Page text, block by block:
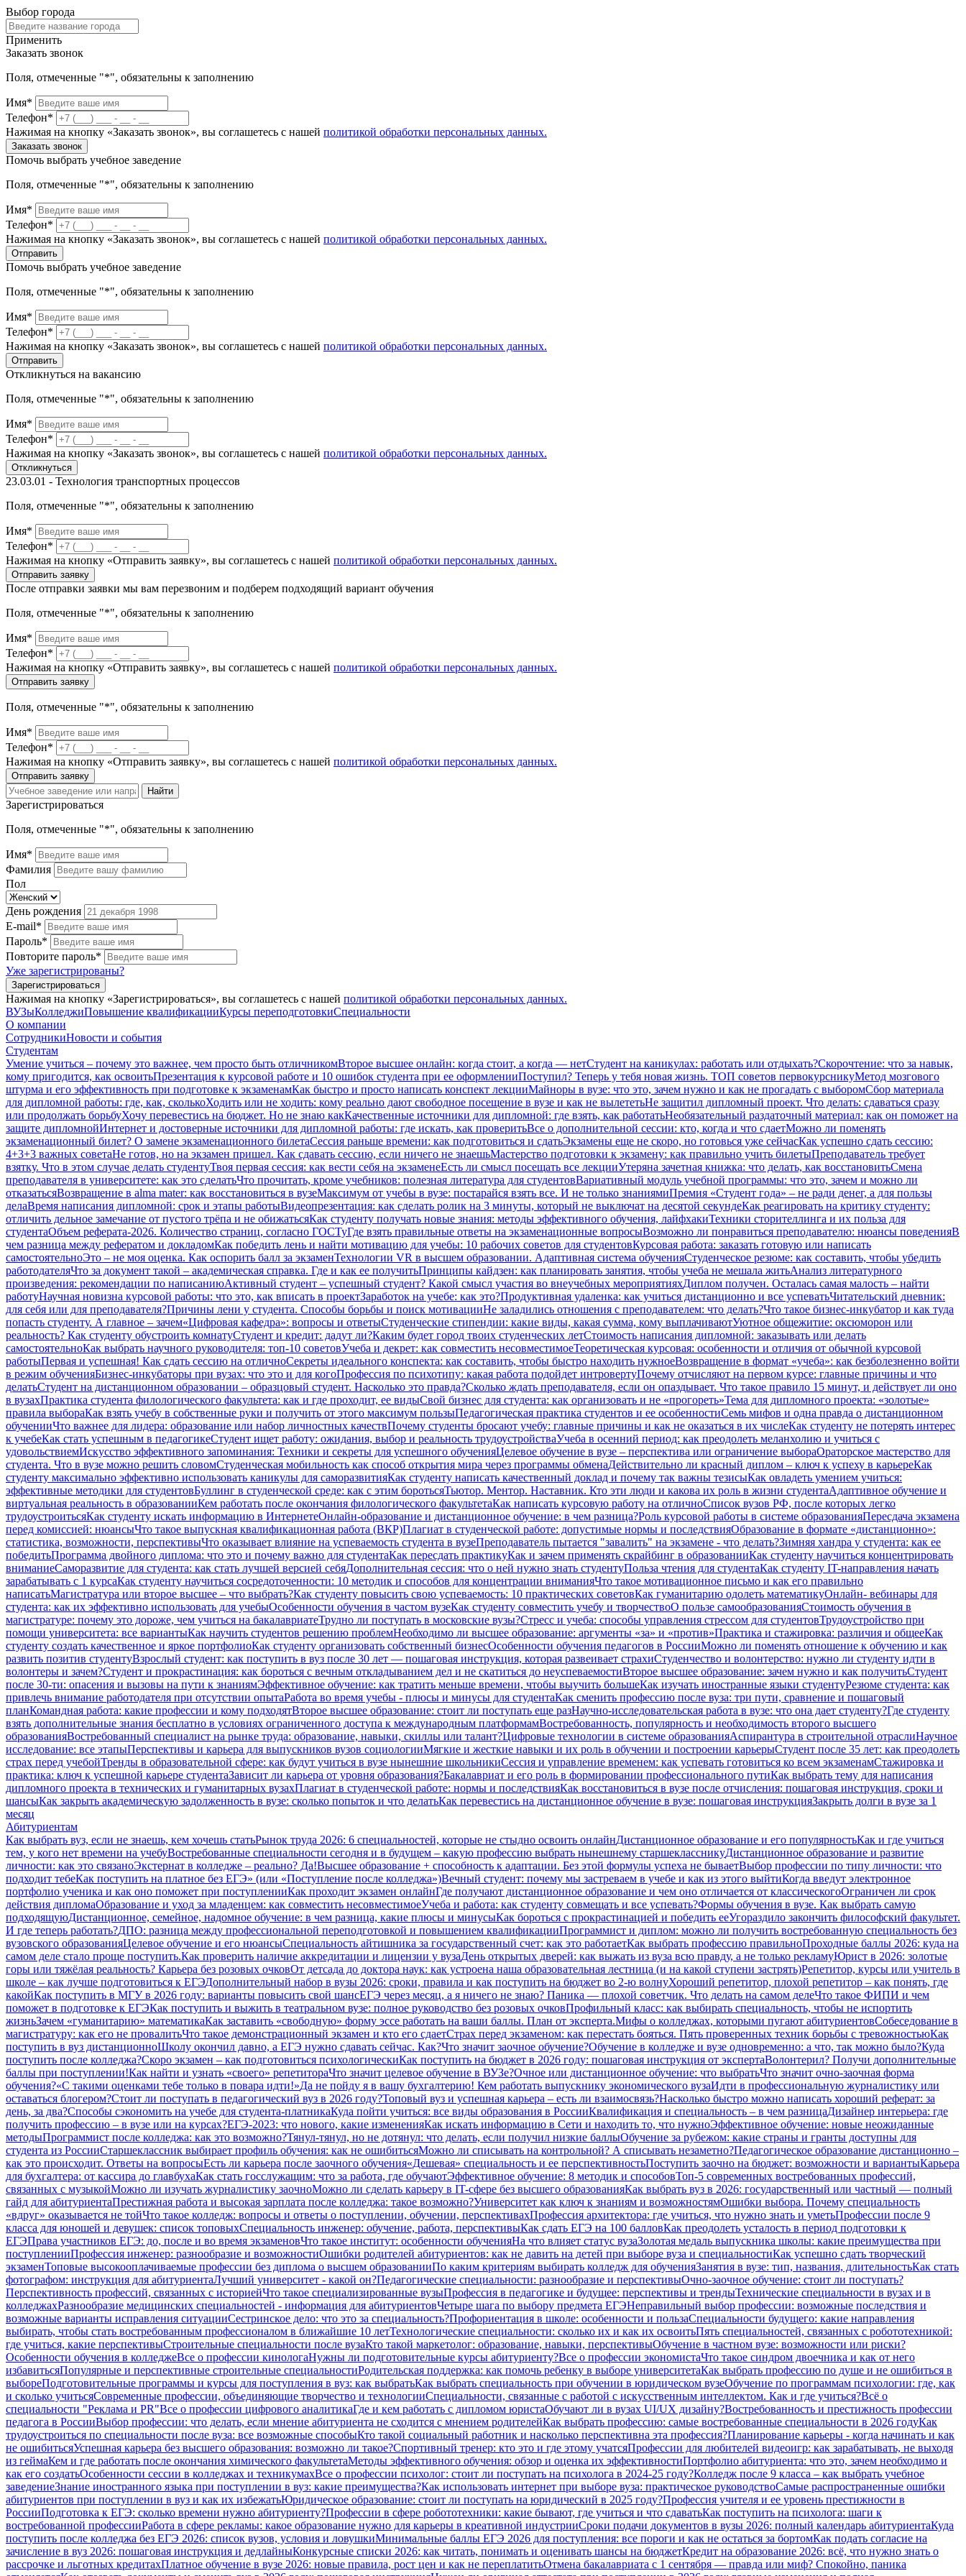
Выбор города
Применить
Заказать звонок
Поля, отмеченные "*", обязательны к заполнению
Имя*
Телефон*
Нажимая на кнопку «Заказать звонок», вы соглашетесь с нашей политикой обработки персональных данных.
Заказать звонок
Помочь выбрать учебное заведение
Поля, отмеченные "*", обязательны к заполнению
Имя*
Телефон*
Нажимая на кнопку «Заказать звонок», вы соглашетесь с нашей политикой обработки персональных данных.
Отправить
Помочь выбрать учебное заведение
Поля, отмеченные "*", обязательны к заполнению
Имя*
Телефон*
Нажимая на кнопку «Заказать звонок», вы соглашетесь с нашей политикой обработки персональных данных.
Отправить
Откликнуться на вакансию
Поля, отмеченные "*", обязательны к заполнению
Имя*
Телефон*
Нажимая на кнопку «Заказать звонок», вы соглашетесь с нашей политикой обработки персональных данных.
Откликнуться
23.03.01 - Технология транспортных процессов
Поля, отмеченные "*", обязательны к заполнению
Имя*
Телефон*
Нажимая на кнопку «Отправить заявку», вы соглашетесь с нашей политикой обработки персональных данных.
Отправить заявку
После отправки заявки мы вам перезвоним и подберем подходящий вариант обучения
Поля, отмеченные "*", обязательны к заполнению
Имя*
Телефон*
Нажимая на кнопку «Отправить заявку», вы соглашетесь с нашей политикой обработки персональных данных.
Отправить заявку
Поля, отмеченные "*", обязательны к заполнению
Имя*
Телефон*
Нажимая на кнопку «Отправить заявку», вы соглашетесь с нашей политикой обработки персональных данных.
Отправить заявку
Найти
Зарегистрироваться
Поля, отмеченные "*", обязательны к заполнению
Имя*
Фамилия
Пол
День рождения
E-mail*
Пароль*
Повторите пароль*
Уже зарегистрированы?
Зарегистрироваться
Нажимая на кнопку «Зарегистрироваться», вы соглашетесь с нашей политикой обработки персональных данных.
ВУЗыКолледжиПовышение квалификацииКурсы переподготовкиСпециальности
О компании
СотрудникиНовости и события
Студентам
Умение учиться – почему это важнее, чем просто быть отличникомВторое высшее онлайн: когда стоит, а когда — нетСтудент на каникулах: работать или отдыхать?Скорочтение: что за навык,
кому пригодится, как освоитьПрезентация к курсовой работе и 10 ошибок студента при ее оформленииПоступил? Теперь у тебя новая жизнь. ТОП советов первокурсникуМетод мозгового
штурма и его эффективность при подготовке к экзаменамКак быстро и просто написать конспект лекцииМайноры в вузе: что это, зачем нужно и как не прогадать с выборомСбор материала
для дипломной работы: где, как, сколькоХодить или не ходить: кому реально дают свободное посещение в вузе и как не вылететьНе защитил дипломный проект. Что делать: сдаваться сразу
или продолжать борьбуХочу перевестись на бюджет. Но не знаю какКачественные источники для дипломной: где взять, как работатьНеобязательный раздаточный материал: как он поможет на
защите дипломнойИнтернет и достоверные источники для дипломной работы: где искать, как проверитьВсе о дополнительной сессии: кто, когда и что сдаетМожно ли поменять
экзаменационный билет? О замене экзаменационного билетаСессия раньше времени: как подготовиться и сдатьЭкзамены еще не скоро, но готовься уже сейчасКак успешно сдать сессию:
4+3+3 важных советаНе готов, но на экзамен пришел. Как сдавать сессию, если ничего не знаешьМастерство подготовки к экзамену: как правильно учить билетыПреподаватель требует
взятку. Что в этом случае делать студентуТвоя первая сессия: как вести себя на экзаменеЕсть ли смысл посещать все лекцииУтеряна зачетная книжка: что делать, как восстановитьСмена
преподавателя в университете: как это сделатьЧто прочитать, кроме учебников: полезная литература для студентовВариативный модуль учебной программы: что это, зачем и можно ли
отказатьсяВозвращение в alma mater: как восстановиться в вузеМаксимум от учебы в вузе: постарайся взять все. И не только знаниямиПремия «Студент года» – не ради денег, а для пользы
делаВремя написания дипломной: срок и этапы работыВидеопрезентация: как сделать ролик на 3 минуты, который не выключат на десятой секундеКак реагировать на критику студенту:
отличить дельное замечание от пустого трёпа и не обижатьсяКак студенту получать новые знания: методы эффективного обучения, лайфхакиТехники сторителлинга и их польза для
студентаОбъем реферата-2026. Количество страниц, согласно ГОСТуГде взять правильные ответы на экзаменационные вопросыВозможно ли понравиться преподавателю: нюансы поведенияВ
чем разница между рефератом и докладомКак победить лень и найти мотивацию для учебы: 10 рабочих советов для студентовКурсовая работа: заказать готовую или написать
самостоятельноЭто – не моя оценка. Как оспорить балл за экзаменТехнологии VR в высшем образовании. Адаптивная система обученияСтуденческое резюме: как составить, чтобы убедить
работодателяЧто за документ такой – академическая справка. Где и как ее получитьПринципы кайдзен: как планировать занятия, чтобы учеба не мешала житьАнализ литературного
произведения: рекомендации по написаниюАктивный студент – успешный студент? Какой смысл участия во внеучебных мероприятияхДиплом получен. Осталась самая малость – найти
работуНаучная новизна курсовой работы: что это, как вписать в проектЗаработок на учебе: как это?Продуктивная удаленка: как учиться дистанционно и все успеватьЧитательский дневник:
для себя или для преподавателя?Причины лени у студента. Способы борьбы и поиск мотивацииНе заладились отношения с преподавателем: что делать?Что такое бизнес-инкубатор и как туда
попасть студенту. А главное – зачем«Цифровая кафедра»: вопросы и ответыСтуденческие стипендии: какие виды, какая сумма, кому выплачиваютУютное общежитие: оксюморон или
реальность? Как студенту обустроить комнатуСтудент и кредит: дадут ли?Каким будет город твоих студенческих летСтоимость написания дипломной: заказывать или делать
самостоятельноКак выбрать научного руководителя: топ-10 советовУчеба и декрет: как совместить несовместимоеТеоретическая курсовая: особенности и отличия от обычной курсовой
работыПервая и успешная! Как сдать сессию на отличноСекреты идеального конспекта: как составить, чтобы быстро находить нужноеВозвращение в формат «учеба»: как безболезненно войти
в режим обученияБизнес-инкубаторы при вузах: что это и для когоПрофессия по психотипу: какая работа подойдет интровертуПочему отчисляют на первом курсе: главные причины и что
делатьСтудент на дистанционном образовании – образцовый студент. Насколько это правда?Сколько ждать преподавателя, если он опаздывает. Что такое правило 15 минут, и действует ли оно
в вузахПрактика студента филологического факультета: как и где проходит, ее видыСвой бизнес для студента: как организовать и не «прогореть»Тема для дипломного проекта: «золотые»
правила выбораКак взять учебу в собственные руки и получить от этого максимум пользыПедагогическая практика студентов и ее особенностиСемь мифов и одна правда о дистанционном
обученииЧто важнее для лидера: образование или набор личностных качествПочему студенты бросают учебу: главные причины и как не оказаться в их числеКак студенту не потерять интерес
к учебеКак стать успешным в педагогикеСтудент ищет работу: ожидания, выбор и реальность трудоустройстваУчеба в осенний период: как преодолеть меланхолию и учиться с
удовольствиемИскусство эффективного запоминания: Техники и секреты для успешного обученияЦелевое обучение в вузе – перспектива или ограничение выбораОраторское мастерство для
студента. Что в вузе можно решить словомСтуденческая мобильность как способ открытия мира через программы обменаДействительно ли красный диплом – ключ к успеху в карьереКак
студенту максимально эффективно использовать каникулы для саморазвитияКак студенту написать качественный доклад и почему так важны тезисыКак овладеть умением учиться:
эффективные методики для студентовБуллинг в студенческой среде: как с этим боротьсяТьютор. Ментор. Наставник. Кто эти люди и какова их роль в жизни студентаАдаптивное обучение и
виртуальная реальность в образованииКем работать после окончания филологического факультетаКак написать курсовую работу на отличноСписок вузов РФ, после которых легко
трудоустроитьсяКак студенту искать информацию в ИнтернетеОнлайн-образование и дистанционное обучение: в чем разница?Роль курсовой работы в системе образованияПересдача экзамена
перед комиссией: нюансыЧто такое выпускная квалификационная работа (ВКР)Плагиат в студенческой работе: допустимые нормы и последствияОбразование в формате «дистанционно»:
статистика, возможности, перспективыЧто оказывает влияние на успеваемость студента в вузеПреподаватель пытается "завалить" на экзамене - что делать?Зимняя хандра у студента: как ее
победитьПрограмма двойного диплома: что это и почему важно для студентаКак пересдать практикуКак и зачем применять скрайбинг в образованииКак студенту научиться концентрировать
вниманиеСаморазвитие для студента: как стать лучшей версией себяДополнительная сессия: что о ней нужно знать студентуПольза чтения для студентаКак студенту IT-направления начать
зарабатывать с 1 курсаКак студенту научиться сосредоточенности: 10 методик и способов для концентрации вниманияЧто такое мотивационное письмо и как его правильно
написатьМагистратура или второе высшее – что выбрать?Как студенту повысить свою успеваемость: 10 практических советовКак гуманитарию одолеть математикуОнлайн- вебинары для
студента: как их эффективно использовать для учебыОсобенности обучения в частом вузеКак студенту совместить учебу и творчествоО пользе самообразованияСтоимость обучения в
магистратуре: почему это дороже, чем учиться на бакалавриатеТрудно ли поступать в московские вузы?Стресс и учеба: способы управления стрессом для студентовТрудоустройство при
помощи университета: все вариантыКак научить студентов решению проблемНеобходимо ли высшее образование: аргументы «за» и «против»Практика и стажировка: различия и общееКак
студенту создать качественное и яркое портфолиоКак студенту организовать собственный бизнесОсобенности обучения педагогов в РоссииМожно ли поменять отношение к обучению и как
развить позитив студентуВзрослый студент: как поступить в вуз после 30 лет — пошаговая инструкция, которая развеивает страхиСтуденчество и волонтерство: нужно ли cтуденту идти в
волонтеры и зачем?Студент и прокрастинация: как бороться с вечным откладыванием дел и не скатиться до неуспеваемостиВторое высшее образование: зачем нужно и как получитьСтудент
после 30-ти: опасения и вызовы на пути к знаниямЭффективное обучение: как тратить меньше времени, чтобы выучить большеКак изучать иностранные языки студентуРезюме студента: как
привлечь внимание работодателя при отсутствии опытаРабота во время учебы - плюсы и минусы для студентаКак сменить профессию после вуза: три пути, сравнение и пошаговый
планКомандная работа: какие профессии и кому подходятВторое высшее образование: стоит ли поступать еще разНаучно-исследовательская работа в вузе: что она дает студенту?Где студенту
взять дополнительные знания бесплатно в условиях ограниченного доступа к международным платформамВостребованность, популярность и необходимость второго высшего
образованияВостребованный специалист на рынке труда: образование, навыки, скиллы или талант?Цифровые технологии в системе образованияАспирантура в строительной отраслиНаучное
исследование: все этапыПерспективы и карьера для выпускников вузов социологииМягкие и жесткие навыки и их роль в обучении и построении карьерыСтудент после 35 лет: как преодолеть
страх перед учебойТренды в образовательной сфере: как будут учиться в вузе нынешние школьникиСессия и управление временем: как успевать готовиться ко всем экзаменамСтажировка и
практика: ключ к успешной карьере студентаЗависит ли карьера от уровня образования?Бакалавриат и его роль в формировании профессионального путиКак выбрать тему для написания
дипломного проекта в технических и гуманитарных вузахПлагиат в студенческой работе: нормы и последствияКак восстановиться в вузе после отчисления: пошаговая инструкция, сроки и
шансыКак закрыть академическую задолженность в вузе: сколько попыток и что делатьКак перевестись на дистанционное обучение в вузе: пошаговая инструкцияЗакрыть долги в вузе за 1
месяц
Абитуриентам
Как выбрать вуз, если не знаешь, кем хочешь статьРынок труда 2026: 6 специальностей, которые не стыдно освоить онлайнДистанционное образование и его популярностьКак и где учиться
тем, у кого нет времени на учебуВостребованные специальности сегодня и в будущем – какую профессию выбрать нынешнему старшеклассникуДистанционное образование и развитие
личности: как это связаноЭкстернат в колледже – реально? Да!Высшее образование + способность к адаптации. Без этой формулы успеха не бываетВыбор профессии по типу личности: что
подходит тебеКак поступить на платное без ЕГЭ» (или «Поступление после колледжа»)Вечный студент: почему мы застреваем в учебе и как из этого выйтиКогда введут электронное
портфолио ученика и как оно поможет при поступленииКак проходит экзамен онлайнГде получают дистанционное образование и чем оно отличается от классическогоОграничен ли срок
действия дипломаОбразование и уход за младенцем: как совместить несовместимоеУчеба и работа: как студенту совмещать и все успевать?Формы обучения в вузе. Как выбрать самую
подходящуюДистанционное, семейное, надомное обучение: в чем разница, какие плюсы и минусыКак бороться с прокрастинацией и победить ееУгораздило закончить философский факультет.
И где теперь работать?ДПО: разница между профессиональной переподготовкой и повышением квалификацииПрограммист и диплом: можно ли получить востребованную специальность без
вузовского образованияЦелевое обучение и его нюансыСпециальность айтишника за государственный счет: как это работаетКак выбрать профессию правильноПроходные баллы 2026: куда на
самом деле стало проще поступить.Как проверить наличие аккредитации и лицензии у вузаДень открытых дверей: как выжать из вуза всю правду, а не только рекламуЮрист в 2026: золотые
горы или тяжёлая реальность? Карьера без розовых очковОт детсада до доктора наук: как устроена наша образовательная лестница (и на какой ступени застрять)Репетитор, курсы или учитель в
школе – как лучше подготовиться к ЕГЭДополнительный набор в вузы 2026: сроки, правила и как поступить на бюджет во 2‑ю волнуХороший репетитор, плохой репетитор – как понять, где
какойКак поступить в МГУ в 2026 году: варианты повысить свой шансЕГЭ через месяц, а я ничего не знаю? Паника — плохой советчик. Что делать на самом делеЧто такое ФИПИ и чем
поможет в подготовке к ЕГЭКак поступить и выжить в театральном вузе: полное руководство без розовых очковПрофильный класс: как выбирать специальность, чтобы не испортить
жизньЗачем «гуманитарию» математикаКак заставить «свободную» форму эссе работать на ваши баллы. План от эксперта.Мифы о колледжах, которыми пугают абитуриентовСобеседование в
магистратуру: как его не провалитьЧто такое демонстрационный экзамен и кто его сдаетСтрах перед экзаменом: как перестать бояться. Пять проверенных техник борьбы с тревожностьюКак
поступить в вуз дистанционноШколу окончил давно, а ЕГЭ нужно сдавать сейчас. Как?Что значит заочное обучение?Обучение в колледже и вузе одновременно: а что, так можно было?Куда
поступить после колледжа?Скоро экзамен – как подготовиться психологическиКак поступить на бюджет в 2026 году: пошаговая инструкция от экспертаВолонтерил? Получи дополнительные
баллы при поступлении!Как найти и узнать «своего» репетитораЧто значит целевое обучение в ВУЗе?Очное или дистанционное обучение: что выбратьЧто значит очно-заочная форма
обучения?«С такими оценками тебе только в повара идти!»Да не пойду я в вашу бухгалтерию! Кем работать выпускнику экономического вузаИдти в профессиональную журналистику или
оставаться блогером?Стоит ли поступать в педагогический вуз в 2026 году?Топовый вуз и успешная карьера – есть ли взаимосвязь?Насколько быстро можно написать хороший реферат: за
день, за два?Способы сэкономить на учебе для студента-платникаКуда пойти учиться: все виды образования в РоссииКвалификация и специальность – в чем разницаДизайнер интерьера: где
получить профессию – в вузе или на курсах?ЕГЭ-2023: что нового, какие измененияКак искать информацию в Сети и находить то, что нужноЭффективное обучение: новые неожиданные
методыПрограммист после колледжа: как это возможно?Тянул-тянул, но не дотянул: что делать, если получил низкие баллыОбучение за рубежом: какие страны и гранты доступны для
студента из РоссииСтаршеклассник выбирает профиль обучения: как не ошибитьсяМожно ли списывать на контрольной? А списывать незаметно?Педагогическое образование дистанционно –
как это происходит. Ответы на вопросыЕсть ли карьера после заочного обучения«Дешевая» специальность и ее перспективностьПоступить заочно на бюджет: возможности и вариантыКарьера
для бухгалтера: от кассира до главбухаКак стать госслужащим: что за работа, где обучаютЭффективное обучение: 8 методик и способовТоп-5 современных востребованных профессий,
связанных с музыкойМожно ли изучать журналистику заочноМожно ли сделать карьеру в IT-сфере без высшего образованияКак выбрать вуз в 2026: государственный или частный — полный
гайд для абитуриентаПрестижная работа и высокая зарплата после колледжа: такое возможно?Университет как ключ к знаниям и возможностямОшибки выбора. Почему специальность
«вдруг» оказывается не тойЧто такое колледж: вопросы и ответы о поступлении, обучении, перспективахПрофессия архитектора: где учиться, что нужно знать и уметьПрофессии после 9
класса для юношей и девушек: список топовыхСпециальность инженер: обучение, работа, перспективыКак сдать ЕГЭ на 100 балловКак преодолеть усталость в период подготовки к
ЕГЭПрава участников ЕГЭ: до, после и во время экзаменовЧто такое институт: особенности обученияНа что влияет статус вузаЗолотая медаль выпускника школы: какие преимущества при
поступленииПрофессия инженер: разнообразие и возможностиОшибки родителей абитуриентов: как не давить на детей при выборе вуза и специальностиКак успешно сдать творческий
экзаменТоповые высокооплачиваемые профессии без диплома о высшем образованииПо каким критериям выбирать колледж для обученияЗанятия в вузе: тип, названия, длительностьКак стать
фотографом: инструкция для абитуриентаЛучший университет - какой он?Педагогические специальности: разнообразие и перспективыОчно-заочное обучение: стоит ли поступать?
Перспективность профессий, связанных с историейЧто такое специализированные вузыПрофессия в педагогике и будущее: перспективы и трендыТехнические специальности в вузах и в
колледжахРазнообразие медицинских специальностей - информация для абитуриентовЧетыре шага по выбору предмета ЕГЭНеправильный выбор профессии: возможные последствия и
возможные варианты исправления ситуацииСестринское дело: что это за специальность?Профориентация в школе: особенности и пользаСпециальности будущего: какие направления
выбирать, чтобы стать востребованным профессионалом в ближайшие 10 летТехнологические специальности: сколько их и как их освоитьПять специальностей, связанных с робототехникой:
где учиться, какие перспективыСтроительные специальности после вузаКто такой маркетолог: образование, навыки, перспективыОбучение в частном вузе: возможности или риски?
Особенности обучения в колледжеВсе о профессии кинологаНужны ли подготовительные курсы абитуриенту?Все о профессии экономистаЧто такое синдром двоечника и как от него
избавитьсяПопулярные и перспективные строительные специальностиРодительская поддержка: как помочь ребенку в выборе университетаКак выбрать профессию по душе и не ошибиться в
выбореПодготовительные программы и курсы для поступления в вуз: как выбратьКак выбрать специальность при обучении в юридическом вузеОбучение по программам психологии: где, как
и сколько учитьсяСовременные профессии, объединяющие творчество и технологииСпециальности, связанные с работой с искусственным интеллектом. Как и где учиться?Всё о
специальности "Реклама и PR"Все о профессии цифрового аналитикаГде и кем работать с дипломом юристаОбучают ли в вузах UI/UX дизайну?Востребованность и престижность профессии
педагога в РоссииВыбор профессии: что делать, если мнение абитуриента не сходится с мнением родителейКак выбрать профессию: самые востребованные специальности в 2026 годуКак
трудоустроиться по специальности после вуза: все возможные способыКто такой социальный работник и насколько перспективна эта профессия?Планирование карьеры - когда начинать и как
не ошибитьсяУспешная карьера без высшего образования: возможно ли такое?Спортивный тренер: кто это и где этому учатсяПрофессии для любителей видеоигр: как зарабатывать, не выходя
из геймаКем и где работать после окончания химического факультетаМетоды эффективного обучения: обзор и оценка их эффективностиПортфолио абитуриента: что это, зачем необходимо и
как его создатьОсобенности сессии в колледжах и техникумахВсе о профессии психолог: стоит ли поступать на психолога в 2024-25 году?Колледж после 9 класса – как выбрать учебное
заведениеЗнание иностранного языка при поступлении в вуз: какие преимущества?Как использовать интернет при выборе вуза: практическое руководствоСамые распространенные ошибки
абитуриентов при поступлении в вуз и как их избежатьЮридическое образование: стоит ли поступать на юридический в 2025 году?Профессия учителя и ее уровень престижности в
РоссииПодготовка к ЕГЭ: сколько времени нужно абитуриенту?Профессии в сфере робототехники: какие бывают, где учиться и что сдаватьКак поступить на психолога: шаги к
востребованной профессииРабота в сфере рекламы: какое образование нужно для карьеры в креативной индустрииСроки подачи документов в вузы 2026: полный календарь абитуриентаКуда
поступить после колледжа без ЕГЭ 2026: список вузов, условия и ловушкиМинимальные баллы ЕГЭ 2026 для поступления: все пороги и как не остаться за бортомКак подать согласие на
зачисление в вуз 2026: пошаговая инструкция и дедлайныКонкурсные списки 2026: как читать, понимать и оценивать шансы на бюджетКредит на образование 2026: всё, что нужно знать о
рассрочке и льготных кредитахПлатное обучение в вузе 2026: новые правила, рост цен и как не переплатитьОтмена бакалавриата с 1 сентября — правда или миф? Спокойно, паника